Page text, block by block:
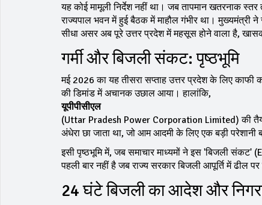
यह कोई मामूली निर्देश नहीं था। जब तापमान खतरनाक
राज्यपाल भवन में हुई बैठक में माहौल गंभीर था। मुख्यमंत्री ने
सीधा असर अब पूरे उत्तर प्रदेश में महसूस होने वाला है,
गर्मी और बिजली संकट: पृष्ठभूमि
मई 2026 का यह तीसरा सप्ताह उत्तर प्रदेश के लिए काफी
की डिमांड में अचानक उछाल आया। हालांकि,
यूपीपीसीएल
(Uttar Pradesh Power Corporation Limited) की
अंधेरा छा जाता था, जो आम आदमी के लिए एक बड़ी परेशानी
इसी पृष्ठभूमि में, जब समाचार माध्यमों ने इस 'बिजली संकट'
पहली बार नहीं है जब राज्य सरकार बिजली आपूर्ति में ढील
24 घंटे बिजली का आदेश और